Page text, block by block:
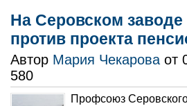
На Серовском
против проекта
Автор Мария Чекарова от
580
Профсоюз